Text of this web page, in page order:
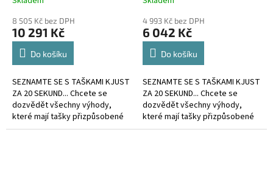
8 505 Kč bez DPH
10 291 Kč
Do košíku
SEZNAMTE SE S TAŠKAMI KJUST
ZA 20 SEKUND... Chcete se
dozvědět všechny výhody,
které mají tašky přizpůsobené
kufru?
4 993 Kč bez DPH
6 042 Kč
Do košíku
SEZNAMTE SE S TAŠKAMI KJUST
ZA 20 SEKUND... Chcete se
dozvědět všechny výhody,
které mají tašky přizpůsobené
kufru?